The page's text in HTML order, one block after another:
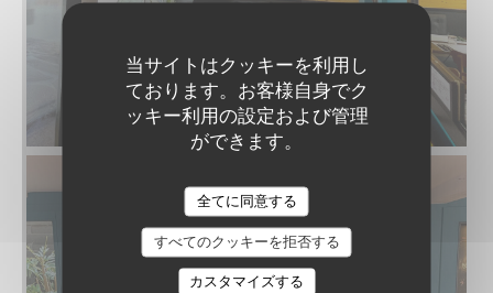
当サイトはクッキーを利用し
ております。お客様自身でク
ッキー利用の設定および管理
ができます。
全てに同意する
すべてのクッキーを拒否する
カスタマイズする